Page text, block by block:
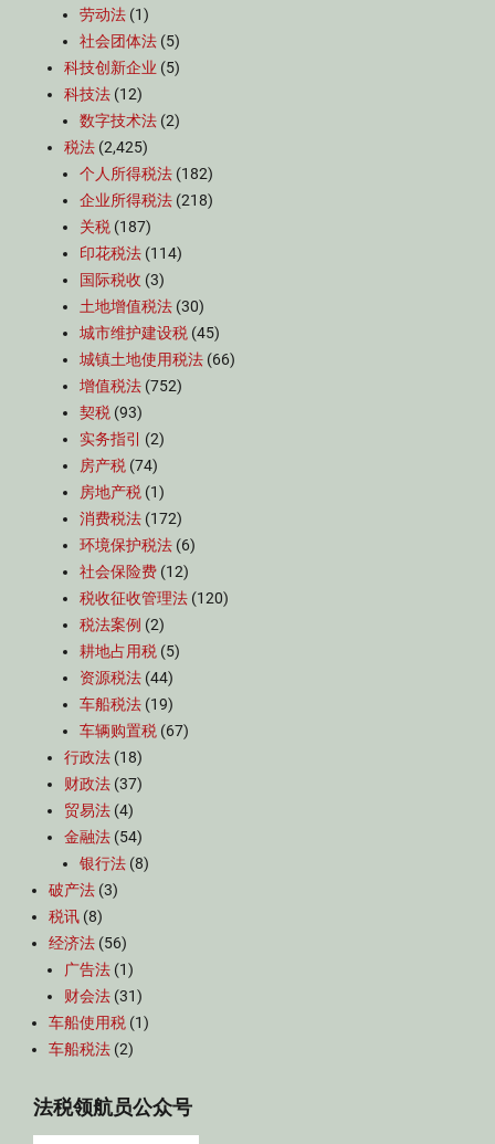
劳动法 (1)
社会团体法 (5)
科技创新企业 (5)
科技法 (12)
数字技术法 (2)
税法 (2,425)
个人所得税法 (182)
企业所得税法 (218)
关税 (187)
印花税法 (114)
国际税收 (3)
土地增值税法 (30)
城市维护建设税 (45)
城镇土地使用税法 (66)
增值税法 (752)
契税 (93)
实务指引
(2)
房产税 (74)
房地产税 (1)
消费税法 (172)
环境保护税法 (6)
社会保险费 (12)
税收征收管理法 (120)
税法案例 (2)
耕地占用税 (5)
资源税法 (44)
车船税法 (19)
车辆购置税 (67)
行政法 (18)
财政法 (37)
贸易法 (4)
金融法 (54)
银行法 (8)
破产法 (3)
税讯 (8)
经济法 (56)
广告法 (1)
财会法 (31)
车船使用税 (1)
车船税法 (2)
法税领航员公众号